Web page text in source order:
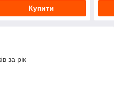
Купити
за рік